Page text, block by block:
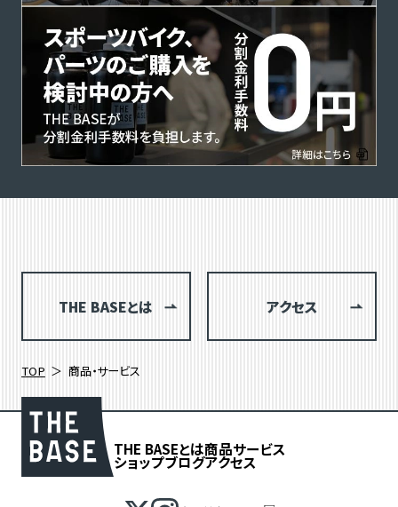
THE BASEとは アクセス
TOP 商品・サービス
THE BASEとは商品サービス
ショップブログアクセス